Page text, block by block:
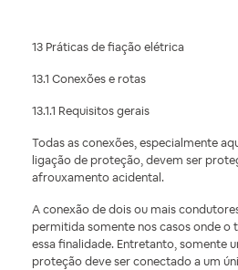
13 Práticas de fiação elétrica
13.1 Conexões e rotas
13.1.1 Requisitos gerais
Todas as conexões, especialmente
ligação de proteção, devem ser
afrouxamento acidental.
A conexão de dois ou mais
permitida somente nos casos onde o
essa finalidade. Entretanto, somente
proteção deve ser conectado a um